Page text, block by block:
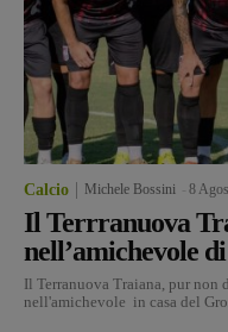
Calcio Michele Bossini 8
Il Terrranuova
nell’amichevole
Il Terranuova Traiana, pur non
nell'amichevole in casa del